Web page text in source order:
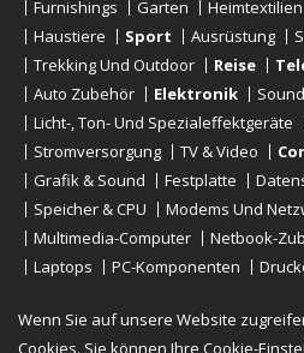
Furnishings
Garten
Haustiere
Sport Ausrüstung
Trekking Und Outdoor
Reise
Auto Zubehör
Elektronik Sound
Licht-, Ton- Und Spezialeffektgeräte
Stromversorgung
TV & Video
Grafik & Sound
Festplatte
Speicher & CPU
Modems Und
Multimedia-Computer
Netbook-
Laptops
PC-Komponenten
Wenn Sie auf unsere Website
Cookies. Sie können Ihre Cookie-